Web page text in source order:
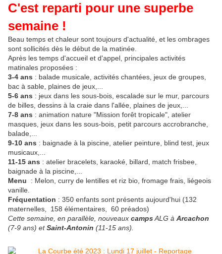
C'est reparti pour une superbe
semaine !
Beau temps et chaleur sont toujours d'actualité, et les ombrages
sont sollicités dès le début de la matinée.
Après les temps d'accueil et d'appel, principales activités
matinales proposées :
3-4 ans : balade musicale, activités chantées, jeux de groupes,
bac à sable, plaines de jeux,...
5-6 ans : jeux dans les sous-bois, escalade sur le mur, parcours
de billes, dessins à la craie dans l'allée, plaines de jeux,...
7-8 ans : animation nature "Mission forêt tropicale", atelier
masques, jeux dans les sous-bois, petit parcours accrobranche,
balade,...
9-10 ans : baignade à la piscine, atelier peinture, blind test, jeux
musicaux,...
11-15 ans : atelier bracelets, karaoké, billard, match frisbee,
baignade à la piscine,...
Menu : Melon, curry de lentilles et riz bio, fromage frais, liégeois
vanille.
Fréquentation : 350 enfants sont présents aujourd'hui (132
maternelles, 158 élémentaires, 60 préados)
Cette semaine, en parallèle, nouveaux campsALG à Arcachon
(7-9 ans) etSaint-Antonin (11-15 ans).